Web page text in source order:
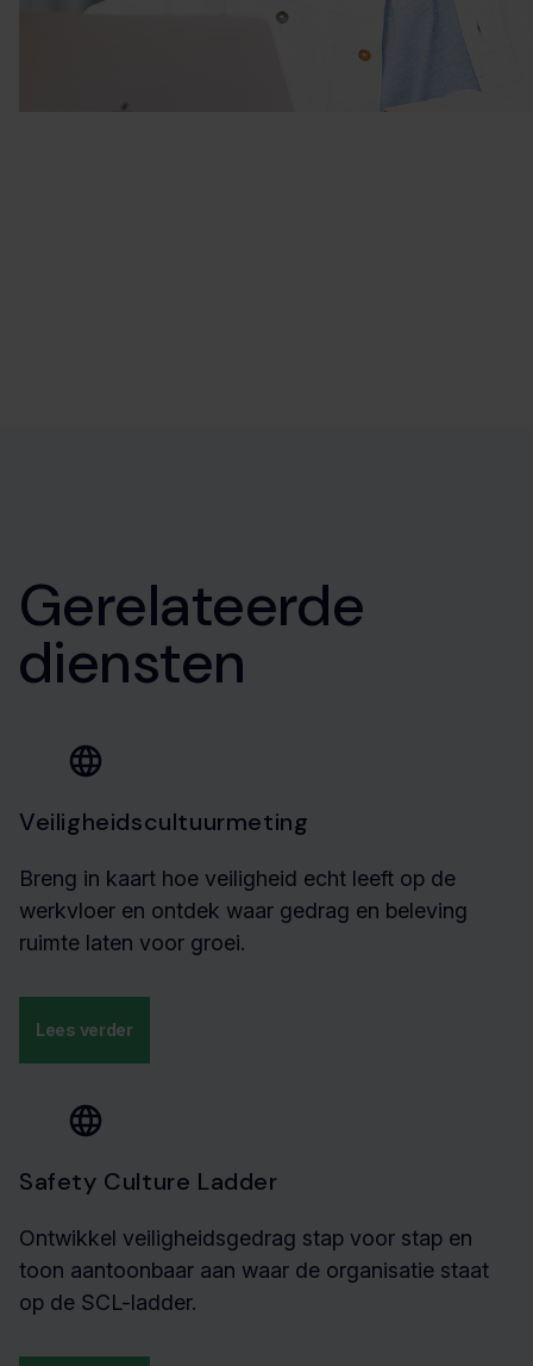
Gerelateerde
diensten
Veiligheidscultuurmeting
Breng in kaart hoe veiligheid echt leeft op de
werkvloer en ontdek waar gedrag en beleving
ruimte laten voor groei.
Lees verder
Safety Culture Ladder
Ontwikkel veiligheidsgedrag stap voor stap en
toon aantoonbaar aan waar de organisatie staat
op de SCL-ladder.